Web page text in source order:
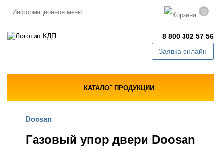
Информационное меню 0
8 800 302 57 56
Заявка онлайн
КАТАЛОГ ПРОДУКЦИИ
Doosan
Газовый упор двери Doosan